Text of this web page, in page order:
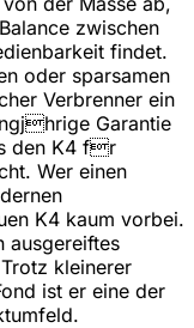
zwischen
findet.
oder sparsamen
Verbrenner ein
Garantie
den K4 fr
Wer einen
K4 kaum vorbei.
ausgereiftes
kleinerer
ist er eine der